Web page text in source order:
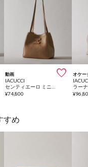
動画 
IACUCCI
センティエーロ ミニトート CERVO
¥74,800
オケー
ラー
¥
すめ